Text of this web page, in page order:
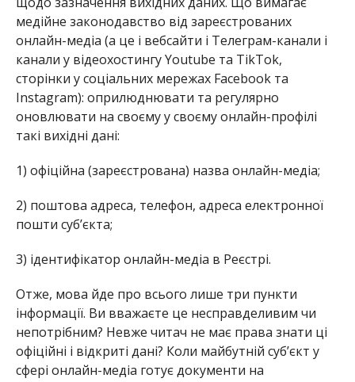
медійне законодавство від зареєстрованих
онлайн-медіа (а це і вебсайти і Телеграм-канали і
канали у відеохостингу Youtube та TikTok,
сторінки у соціальних мережах Facebook та
Instagram): оприлюднювати та регулярно
оновлювати на своєму у своєму онлайн-профілі
такі вихідні дані:
1) офіційна (зареєстрована) назва онлайн-медіа;
2) поштова адреса, телефон, адреса електронної
пошти суб’єкта;
3) ідентифікатор онлайн-медіа в Реєстрі.
Отже, мова йде про всього лише три пункти
інформації. Ви вважаєте це несправделивим чи
непотрібним? Невже читач не має права знати ці
офіційні і відкриті дані? Коли майбутній суб’єкт у
сфері онлайн-медіа готує документи на